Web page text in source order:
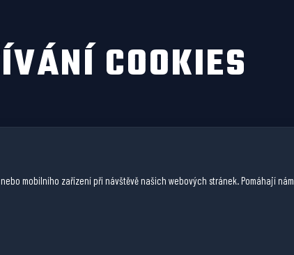
COOKIES
mobilního zařízení při návštěvě našich webových stránek. Pomáhají nám